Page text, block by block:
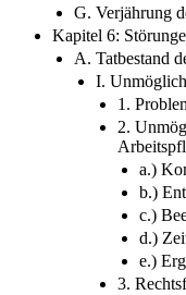
G. Verjährung
Kapitel 6:
A. Tatbestand
I.
1.
2.
a.)
b.)
c.)
d.)
e.)
3.